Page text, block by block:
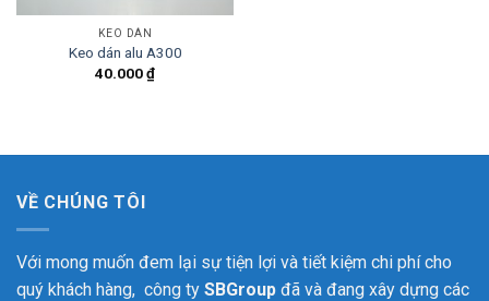
KEO DÁN
Keo dán alu A300
40.000₫
VỀ CHÚNG TÔI
Với mong muốn đem lại sự tiện lợi và tiết kiệm chi phí cho
quý khách hàng, công ty SBGroup đã và đang xây dựng các